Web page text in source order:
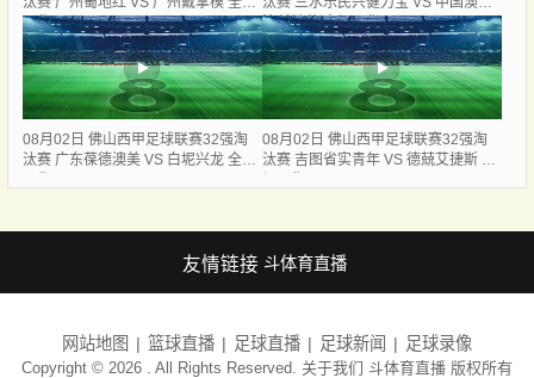
录像
澳科精英 全场录像
08月02日 佛山西甲足球联赛32强淘
汰赛 广东葆德澳美 VS 白坭兴龙 全场
08月02日 佛山西甲足球联赛32强淘
汰赛 吉图省实青年 VS 德兢艾捷斯 全
友情链接 斗体育直播
网站地图 篮球直播 足球直播 足球新闻 足球录像
Copyright © 2026 . All Rights Reserved. 关于我们 斗体育直播 版权所有